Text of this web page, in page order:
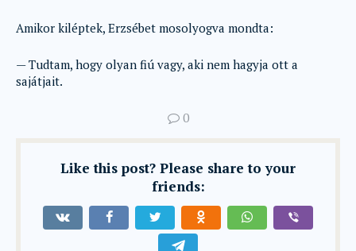
Amikor kiléptek, Erzsébet mosolyogva mondta:
— Tudtam, hogy olyan fiú vagy, aki nem hagyja ott a
sajátjait.
0
Like this post? Please share to your
friends: